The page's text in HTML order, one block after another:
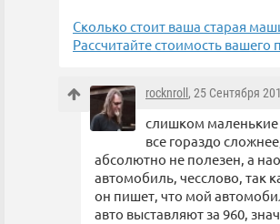
Сколько стоит ваша старая
Рассчитайте стоимость
rocknroll , 25 Сентября
слишком маленькие
все гораздо
абсолютно не полезен, а
автомобиль, чесслово, так
он пишет, что мой
авто выставляют за 960,